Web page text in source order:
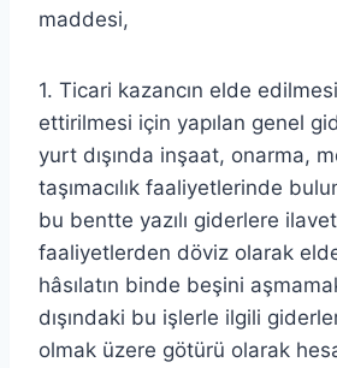
maddesi,
1. Ticari kazancın elde
ettirilmesi için yapılan genel
yurt dışında inşaat, onarma,
taşımacılık faaliyetlerinde
bu bentte yazılı giderlere
faaliyetlerden döviz olarak
hâsılatın binde beşini
dışındaki bu işlerle ilgili
olmak üzere götürü olarak